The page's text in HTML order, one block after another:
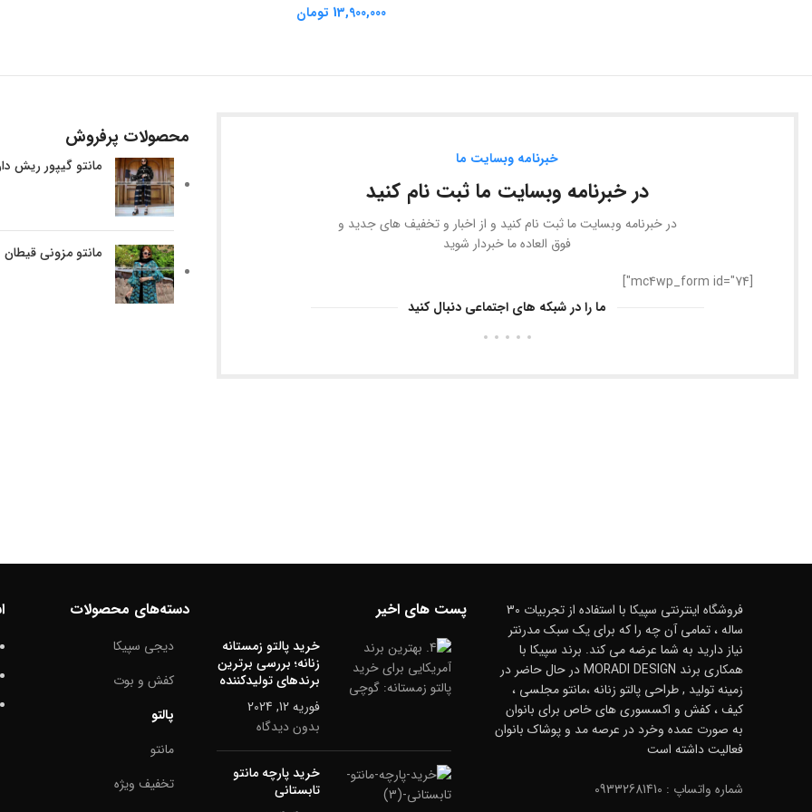
13,900,000 تومان
محصولات پرفروش
مانتو گیپور ریش
مانتو مزونی
خبرنامه وبسایت ما
در خبرنامه وبسایت ما ثبت نام کنید
در خبرنامه وبسایت ما ثبت نام کنید و از اخبار و تخفیف های جدید و
فوق العاده ما خبردار شوید
[mc4wp_form id="74"]
ما را در شبکه های اجتماعی دنبال کنید
فروشگاه اینترنتی سپیکا با استفاده از تجربیات 30
ساله ، تمامی آن چه را که برای یک سبک مدرنتر
نیاز دارید به شما عرضه می کند. برند سپیکا با
همکاری برند MORADI DESIGN در حال حاضر در
زمینه تولید , طراحی پالتو زنانه ،مانتو مجلسی ،
کیف ، کفش و اکسسوری های خاص برای بانوان
به صورت عمده وخرد در عرصه مد و پوشاک بانوان
فعالیت داشته است
شماره واتساپ : 09332681410
پست های اخیر
خرید پالتو زمستانه
زنانه؛ بررسی برترین
برندهای تولیدکننده
فوریه 12, 2024
بدون دیدگاه
خرید پارچه مانتو
تابستانی
دسته‌های محصولات
دیجی سپیکا
کفش و بوت
پالتو
مانتو
تخفیف ویژه